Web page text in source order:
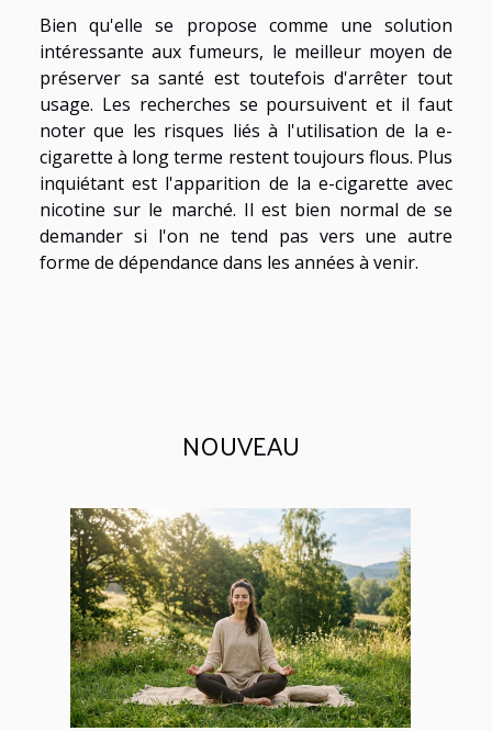
Bien qu'elle se propose comme une solution
intéressante aux fumeurs, le meilleur moyen de
préserver sa santé est toutefois d'arrêter tout
usage. Les recherches se poursuivent et il faut
noter que les risques liés à l'utilisation de la e-
cigarette à long terme restent toujours flous. Plus
inquiétant est l'apparition de la e-cigarette avec
nicotine sur le marché. Il est bien normal de se
demander si l'on ne tend pas vers une autre
forme de dépendance dans les années à venir.
NOUVEAU